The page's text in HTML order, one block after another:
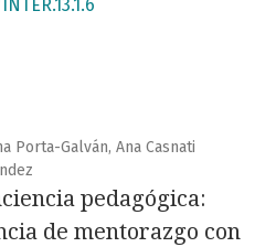
Porta-Galván, Ana Casnati
pedagógica:
de mentorazgo con